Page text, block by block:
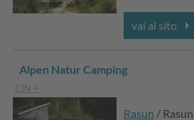
vai al sito
Alpen Natur Camping
CIN +
Rasun /